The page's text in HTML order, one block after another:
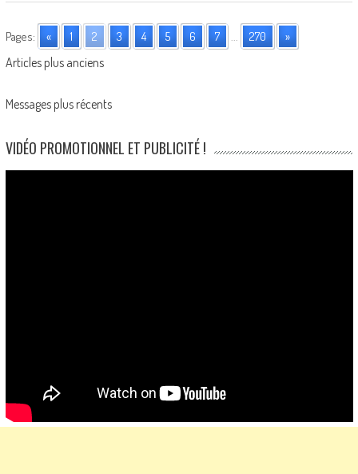
Pages: « 1 2 3 4 5 6 7 270 »
Posts
navigation
Articles plus anciens
Messages plus récents
VIDÉO PROMOTIONNEL ET PUBLICITÉ !